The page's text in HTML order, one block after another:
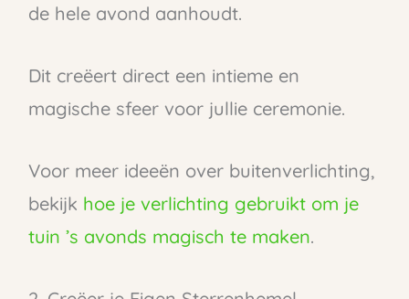
de hele avond aanhoudt.
Dit creëert direct een intieme en
magische sfeer voor jullie ceremonie.
Voor meer ideeën over buitenverlichting,
bekijk hoe je verlichting gebruikt om je
tuin ’s avonds magisch te maken.